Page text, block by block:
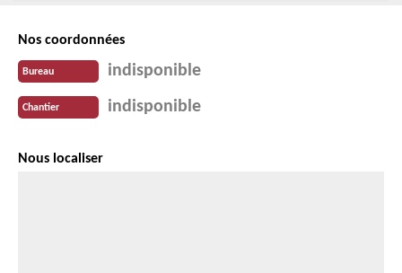
Nos coordonnées
Bureau indisponible
Chantier indisponible
Nous localiser